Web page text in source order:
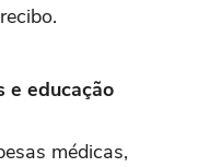
e educação
médicas,